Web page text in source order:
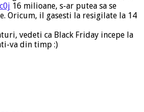
16 milioane, s-ar putea sa se
Oricum, il gasesti la resigilate la 14
vedeti ca Black Friday incepe la
va din timp :)